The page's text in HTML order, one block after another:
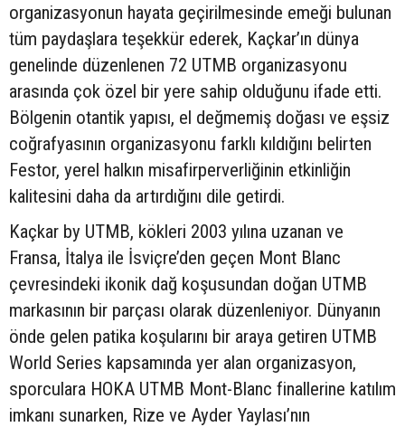
organizasyonun hayata geçirilmesinde emeği bulunan
tüm paydaşlara teşekkür ederek, Kaçkar’ın dünya
genelinde düzenlenen 72 UTMB organizasyonu
arasında çok özel bir yere sahip olduğunu ifade etti.
Bölgenin otantik yapısı, el değmemiş doğası ve eşsiz
coğrafyasının organizasyonu farklı kıldığını belirten
Festor, yerel halkın misafirperverliğinin etkinliğin
kalitesini daha da artırdığını dile getirdi.
Kaçkar by UTMB, kökleri 2003 yılına uzanan ve
Fransa, İtalya ile İsviçre’den geçen Mont Blanc
çevresindeki ikonik dağ koşusundan doğan UTMB
markasının bir parçası olarak düzenleniyor. Dünyanın
önde gelen patika koşularını bir araya getiren UTMB
World Series kapsamında yer alan organizasyon,
sporculara HOKA UTMB Mont-Blanc finallerine katılım
imkanı sunarken, Rize ve Ayder Yaylası’nın